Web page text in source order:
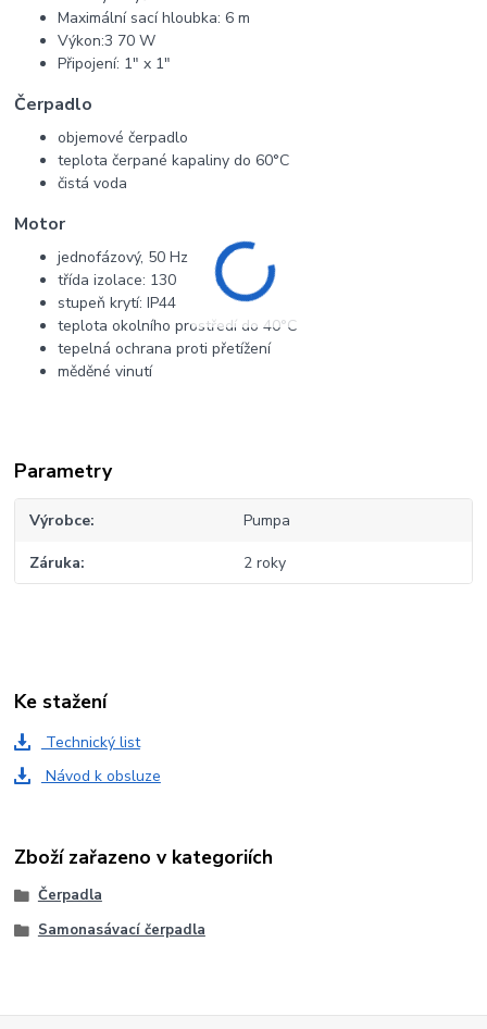
Maximální sací hloubka: 6 m
Výkon:3 70 W
Připojení: 1" x 1"
Čerpadlo
objemové čerpadlo
teplota čerpané kapaliny do 60°C
čistá voda
Motor
jednofázový, 50 Hz
třída izolace: 130
stupeň krytí: IP44
teplota okolního prostředí do 40°C
tepelná ochrana proti přetížení
měděné vinutí
Parametry
Výrobce Pumpa
Záruka 2 roky
Ke stažení
Technický list
Návod k obsluze
Zboží zařazeno v kategoriích
Čerpadla
Samonasávací čerpadla